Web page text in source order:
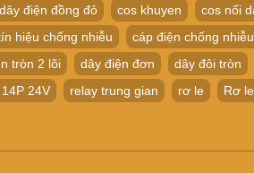
điện đồng đỏ cos khuyen cos nối
hiệu chống nhiễu cáp điện chống nhiễu
tròn 2 lõi dây điện đơn dây đôi tròn
24V relay trung gian rơ le Rơ